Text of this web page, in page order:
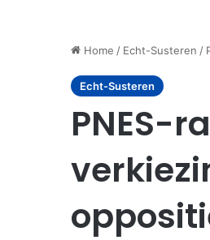
Home / Echt-Susteren /
Echt-Susteren
PNES-